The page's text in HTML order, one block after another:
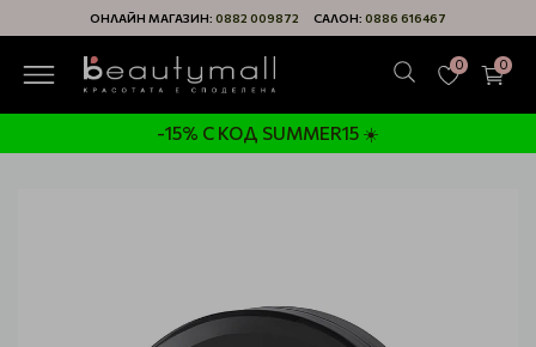
ОНЛАЙН МАГАЗИН: 0882 009872 САЛОН: 0886 616467
0 0
-15% С КОД SUMMER15 ☀️